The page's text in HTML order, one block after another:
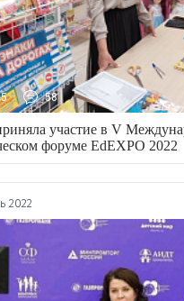
58
участие в V
форуме EdEXPO 2022
2022